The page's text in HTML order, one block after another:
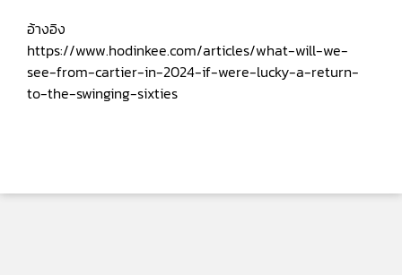
อ้างอิง
https://www.hodinkee.com/articles/what-will-we-
see-from-cartier-in-2024-if-were-lucky-a-return-
to-the-swinging-sixties